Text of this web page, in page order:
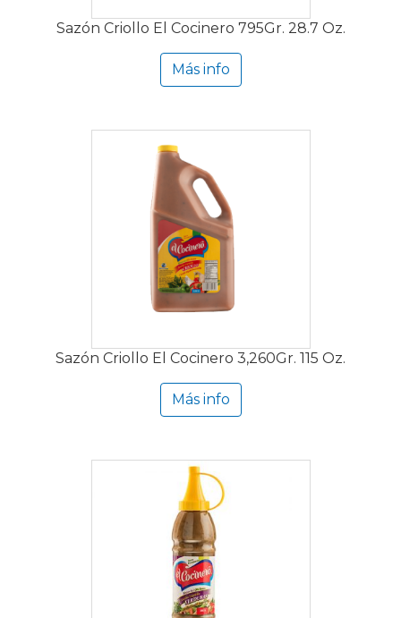
Sazón Criollo El Cocinero 795Gr. 28.7 Oz.
Más info
Sazón Criollo El Cocinero 3,260Gr. 115 Oz.
Más info